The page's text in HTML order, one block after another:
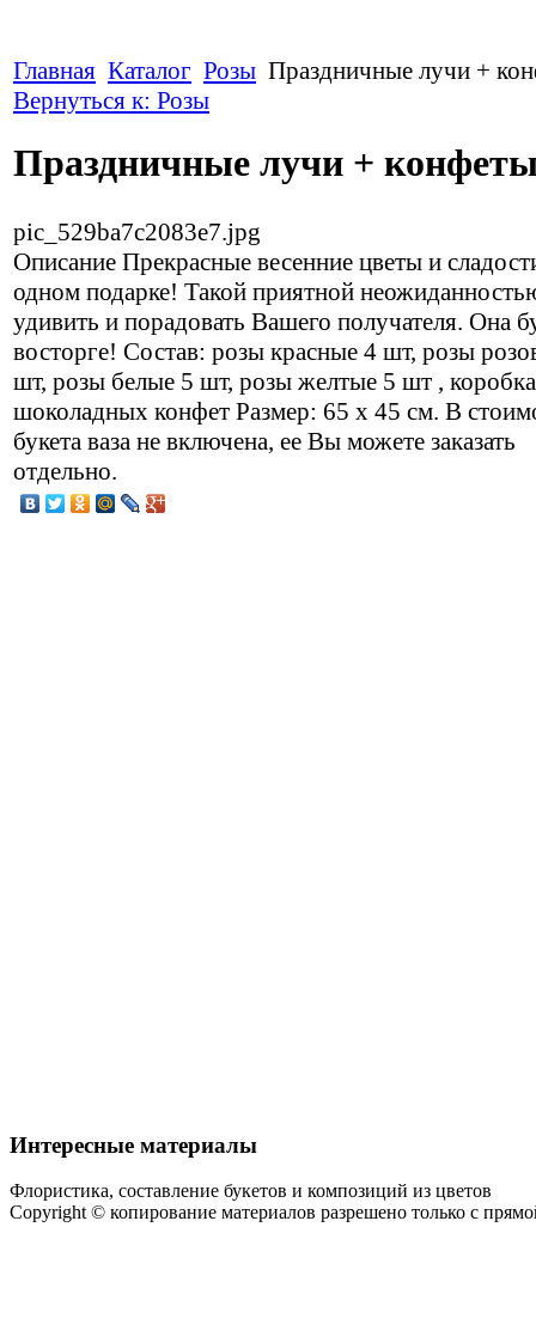
Главная Каталог Розы Праздничные лучи +
Вернуться к: Розы
Праздничные лучи +
pic_529ba7c2083e7.jpg
Описание Прекрасные весенние цветы и
одном подарке! Такой приятной
удивить и порадовать Вашего получателя. Она
восторге! Состав: розы красные 4 шт, розы
шт, розы белые 5 шт, розы желтые 5 шт , коробка
шоколадных конфет Размер: 65 х 45 см. В
букета ваза не включена, ее Вы можете заказать
отдельно.
Интересные материалы
Флористика, составление букетов и композиций из цветов
Copyright © копирование материалов разрешено только с